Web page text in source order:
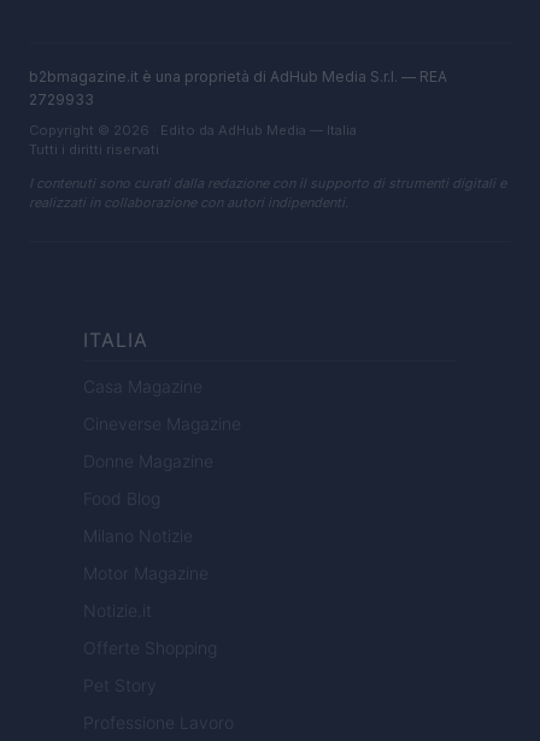
b2bmagazine.it è una proprietà di AdHub Media S.r.l. — REA
2729933
Copyright © 2026 · Edito da AdHub Media — Italia
Tutti i diritti riservati
I contenuti sono curati dalla redazione con il supporto di strumenti digitali e
realizzati in collaborazione con autori indipendenti.
ITALIA
Casa Magazine
Cineverse Magazine
Donne Magazine
Food Blog
Milano Notizie
Motor Magazine
Notizie.it
Offerte Shopping
Pet Story
Professione Lavoro